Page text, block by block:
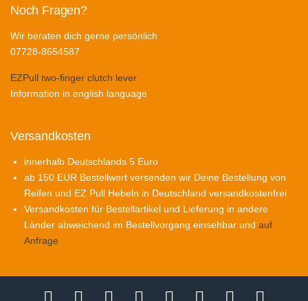
Noch Fragen?
Wir beraten dich gerne persönlich
07728-8654587
EZPull two-finger clutch lever
Information in english language
Versandkosten
innerhalb Deutschlands 5 Euro
ab 150 EUR Bestellwert versenden wir Deine Bestellung von
Reifen und EZ Pull Hebeln in Deutschland versandkostenfrei
Versandkosten für Bestellartikel und Lieferung in andere
Länder abweichend im Bestellvorgang einsehbar und auf
Anfrage